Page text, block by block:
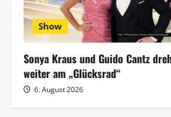
s
n
a
v
Show
Sonya Kraus und Guido Cantz
weiter am „Glücksrad“
6. August 2026